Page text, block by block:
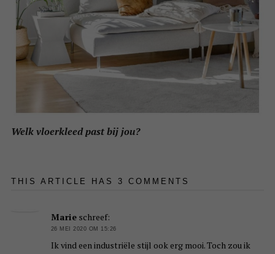
Welk vloerkleed past bij jou?
THIS ARTICLE HAS 3 COMMENTS
Marie schreef:
26 MEI 2020 OM 15:26
Ik vind een industriële stijl ook erg mooi. Toch zou ik